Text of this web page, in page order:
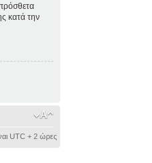
κατά την
UTC + 2 ώρες